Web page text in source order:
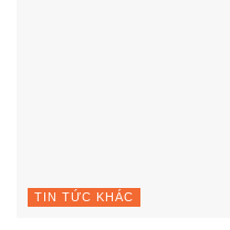
TIN TỨC KHÁC